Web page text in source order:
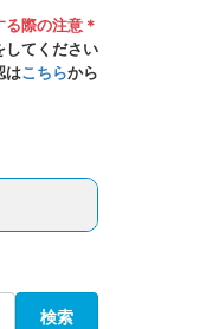
際の注意＊
してください
はこちらから
検索